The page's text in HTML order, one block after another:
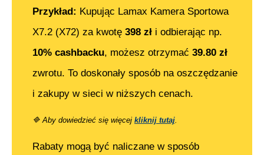
Przykład: Kupując Lamax Kamera Sportowa
X7.2 (X72) za kwotę 398 zł i odbierając np.
10% cashbacku, możesz otrzymać 39.80 zł
zwrotu. To doskonały sposób na oszczędzanie
i zakupy w sieci w niższych cenach.
🔷 Aby dowiedzieć się więcej kliknij tutaj.
Rabaty mogą być naliczane w sposób